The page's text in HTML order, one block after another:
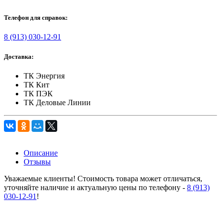
Телефон для справок:
8 (913) 030-12-91
Доставка:
ТК Энергия
ТК Кит
ТК ПЭК
ТК Деловые Линии
Описание
Отзывы
Уважаемые клиенты! Стоимость товара может отличаться,
уточняйте наличие и актуальную цены по телефону - 8 (913)
030-12-91 !